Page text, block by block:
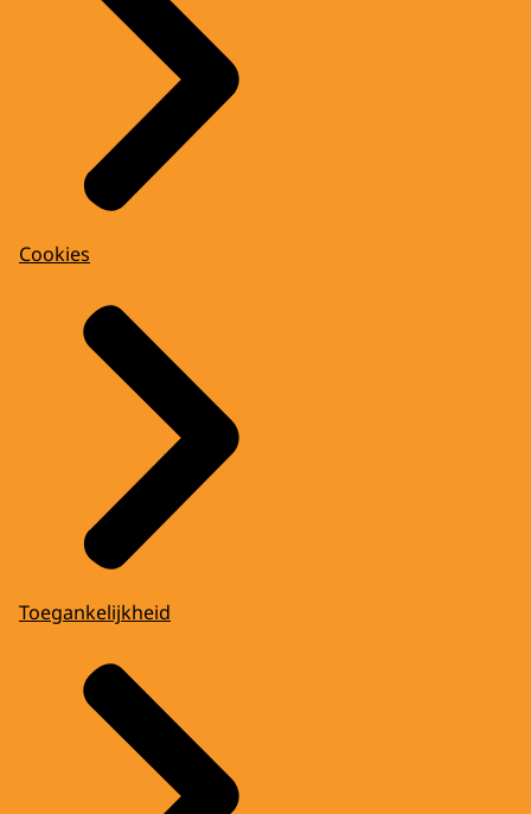
Cookies
Toegankelijkheid